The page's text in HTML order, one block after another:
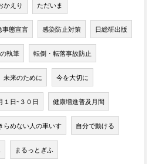
かえり ただいま
事態宣言 感染防止対策 日総研出版
執筆 転倒・転落事故防止
未来のために 今を大切に
１日~３０日 健康増進普及月間
らめない人の車いす 自分で動ける
まるっとぎふ